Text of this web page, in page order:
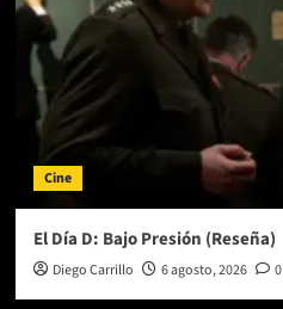
Cine
El Día D: Bajo Presión (Reseña)
Diego Carrillo 6 agosto, 2026 0